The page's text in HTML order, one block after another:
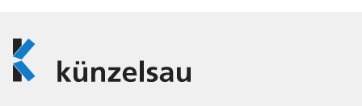
Logo
Künzelsau